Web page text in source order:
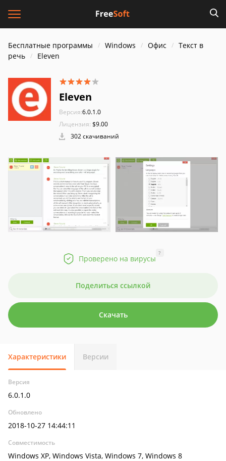
Бесплатные программы Windows Офис
Текст в
речь
Eleven
Eleven
Версия:6.0.1.0
Лицензия: $9.00
302 скачиваний
Проверено на вирусы
?
Поделиться ссылкой
Скачать
Характеристики Версии
Версия
6.0.1.0
Обновлено
2018-10-27 14:44:11
Совместимость
Windows XP, Windows Vista, Windows 7, Windows 8